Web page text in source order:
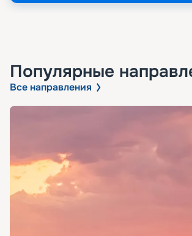
Популярные
Все направления